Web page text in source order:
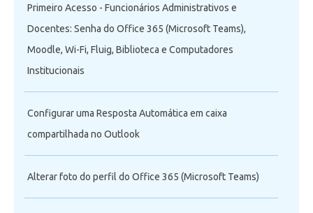
Primeiro Acesso - Funcionários Administrativos e
Docentes: Senha do Office 365 (Microsoft Teams),
Moodle, Wi-Fi, Fluig, Biblioteca e Computadores
Institucionais
Configurar uma Resposta Automática em caixa
compartilhada no Outlook
Alterar foto do perfil do Office 365 (Microsoft Teams)